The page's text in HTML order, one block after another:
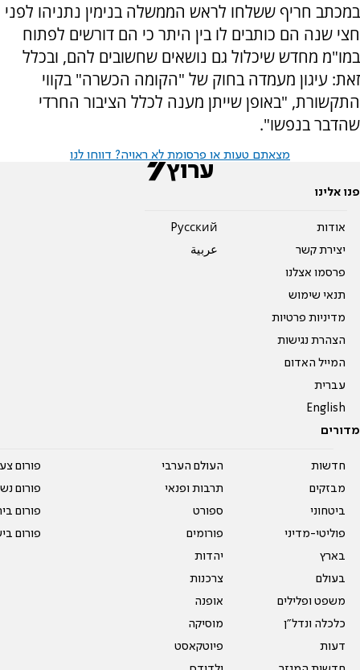
במכתב חריף ששלחו לראש הממשלה בנימין נתניהו לפני
חצי שנה הם כותבים לו בין היתר כי הם דורשים לפתוח
במו"מ מחדש שיכלול גם נושאים שחשובים להם, ובכלל
זאת: עיגון מעמדה בחוק של "הקומה הכשרה" בקווי
התקשורת, "באופן שייתן מענה לכלל הציבור החרדי
שהדבר בנפשו".
מצאתם טעות או פרסומת לא ראויה? דווחו לנו
פנו אלינו
אודות
יצירת קשר
פרסמו אצלנו
תנאי שימוש
מדיניות פרטיות
הצהרת נגישות
המייל האדום
עברית
English
Pусский
عربية
מדורים
חדשות
מבזקים
ביטחוני
פוליטי-מדיני
בארץ
בעולם
משפט ופלילים
כלכלה ונדל"ן
דעות
העולם הערבי
תרבות ופנאי
ספורט
פורומים
יהדות
צרכנות
אופנה
מוסיקה
פיוטקאסט
פורום
פורום
פורום
פורום